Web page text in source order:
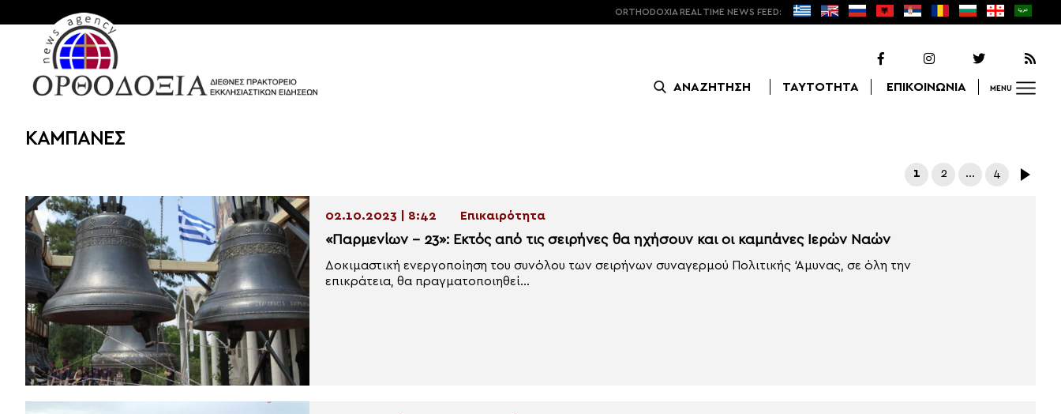
ORTHODOXIA REAL TIME NEWS FEED:
ΑΝΑΖΗΤΗΣΗ ΤΑΥΤΟΤΗΤΑ ΕΠΙΚΟΙΝΩΝΙΑ MENU
ΚΑΜΠΑΝΕΣ
1 2 … 4
02.10.2023 | 8:42 Επικαιρότητα
«Παρμενίων – 23»: Εκτός από τις σειρήνες θα ηχήσουν και οι καμπάνες Ιερών Ναών
Δοκιμαστική ενεργοποίηση του συνόλου των σειρήνων συναγερμού Πολιτικής ‘Αμυνας, σε όλη την
επικράτεια, θα πραγματοποιηθεί...